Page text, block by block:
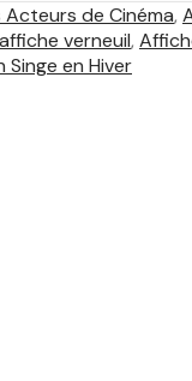
de Cinéma,
affiche verneuil,
Singe en Hiver